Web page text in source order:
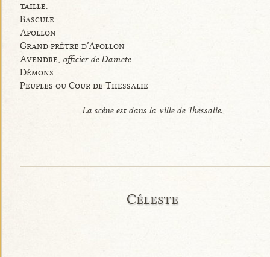
taille.
Bascule
Apollon
Grand prêtre d’Apollon
Avendre, officier de Damete
Démons
Peuples ou Cour de Thessalie
La scène est dans la ville de Thessalie.
Céleste